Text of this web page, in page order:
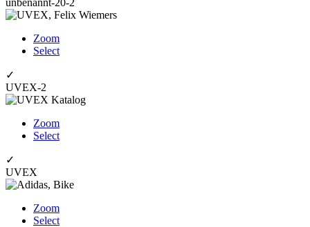
Zoom
Select
✓
UVEX-2
Zoom
Select
✓
UVEX
Zoom
Select